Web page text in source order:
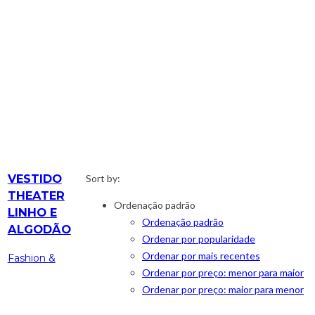
Sort by:
Ordenação padrão
Ordenação padrão
Ordenar por popularidade
Ordenar por mais recentes
Ordenar por preço: menor para maior
Ordenar por preço: maior para menor
VESTIDO
THEATER
LINHO E
ALGODÃO
Fashion &